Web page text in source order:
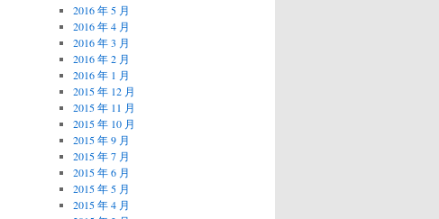
2016 年 5 月
2016 年 4 月
2016 年 3 月
2016 年 2 月
2016 年 1 月
2015 年 12 月
2015 年 11 月
2015 年 10 月
2015 年 9 月
2015 年 7 月
2015 年 6 月
2015 年 5 月
2015 年 4 月